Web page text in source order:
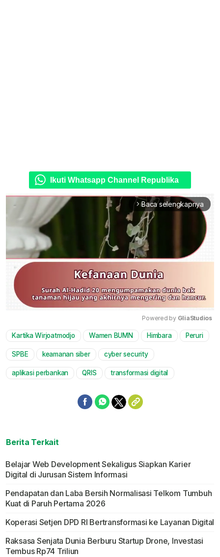
Ikuti Whatsapp Channel Republika
arrow_forward_ios Baca selengkapnya
Mute
Powered by GliaStudios
Kartika Wirjoatmodjo Wamen BUMN Himbara Peruri
SPBE keamanan siber cyber security
aplikasi perbankan QRIS transformasi digital
Berita Terkait
Belajar Web Development Sekaligus Siapkan Karier
Digital di Jurusan Sistem Informasi
Pendapatan dan Laba Bersih Normalisasi Telkom Tumbuh
Kuat di Paruh Pertama 2026
Koperasi Setjen DPD RI Bertransformasi ke Layanan Digital
Raksasa Senjata Dunia Berburu Startup Drone, Investasi
Tembus Rp74 Triliun